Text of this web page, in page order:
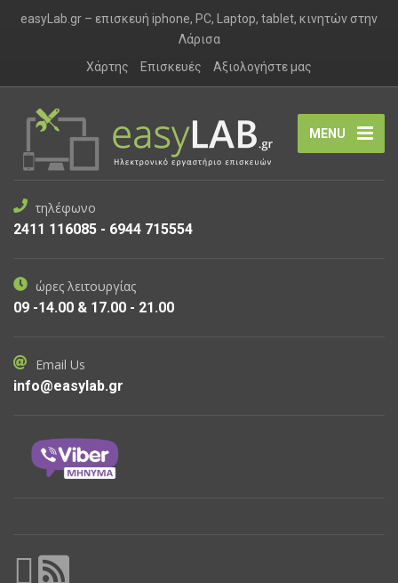
easyLab.gr – επισκευή iphone, PC, Laptop, tablet, κινητών στην
Λάρισα
Χάρτης
Επισκευές Αξιολογήστε μας
MENU
τηλέφωνο
2411 116085 - 6944 715554
ώρες λειτουργίας
09 -14.00 & 17.00 - 21.00
Email Us
info@easylab.gr